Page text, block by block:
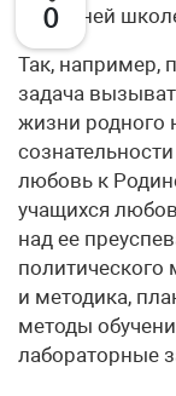
0
в средней
Так, например,
задача
жизни родного
любовь к
учащихся
над ее
и методика,
методы
лабораторные